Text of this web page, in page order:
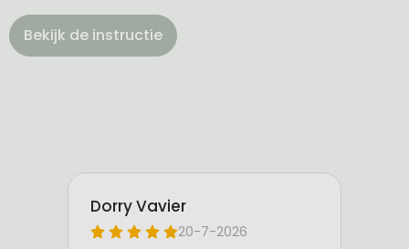
Bekijk de instructie